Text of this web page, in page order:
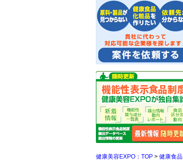
健康美容EXPO：TOP > 健康食品